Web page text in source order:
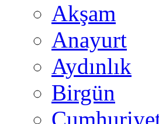
Akşam
Anayurt
Aydınlık
Birgün